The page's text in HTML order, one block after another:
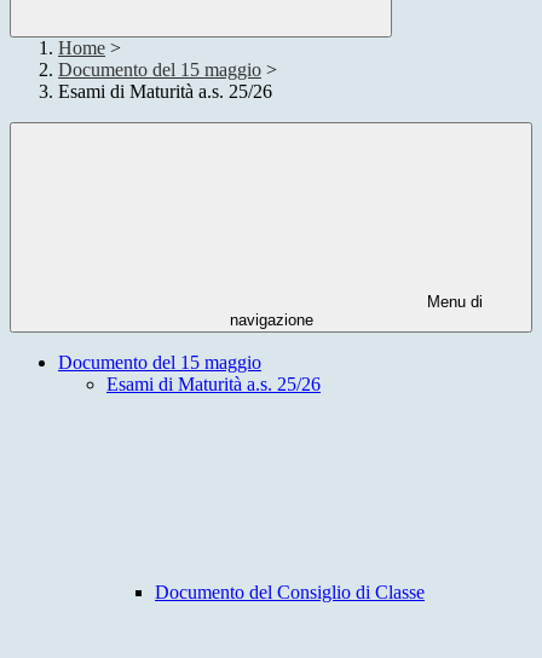
Home >
Documento del 15 maggio >
Esami di Maturità a.s. 25/26
Menu di
navigazione
Documento del 15 maggio
Esami di Maturità a.s. 25/26
Documento del Consiglio di Classe